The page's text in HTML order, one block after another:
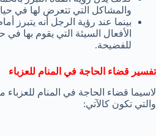
والمشاكل التي تتعرض لها في
بينما عند رؤية الرجل أنه يتبرز
الأفعال السيئة التي يقوم بها في
للفضيحة.
تفسير قضاء الحاجة في المنام للعزباء
لاسيما قضاء الحاجة في المنام للعزباء
والتي تكون كالآتي: